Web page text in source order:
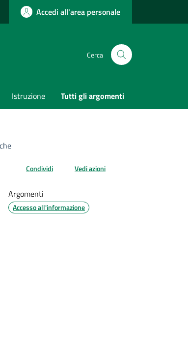
Accedi all'area personale
Cerca
Istruzione Tutti gli argomenti
Condividi Vedi azioni
Argomenti
Accesso all'informazione